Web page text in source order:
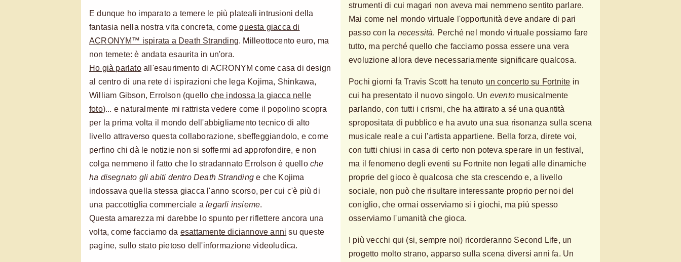
E dunque ho imparato a temere le più plateali intrusioni della
fantasia nella nostra vita concreta, comequesta giacca di
ACRONYM™ ispirata a Death Stranding. Milleottocento euro, ma
non temete: è andata esaurita in un'ora.
Ho già parlatoall'esaurimento di ACRONYM come casa di design
al centro di una rete di ispirazioni che lega Kojima, Shinkawa,
William Gibson, Errolson (quello che indossa la giacca nelle
foto)... e naturalmente mi rattrista vedere come il popolino scopra
per la prima volta il mondo dell'abbigliamento tecnico di alto
livello attraverso questa collaborazione, sbeffeggiandolo, e come
perfino chi dà le notizie non si soffermi ad approfondire, e non
colga nemmeno il fatto che lo stradannato Errolson è quelloche
ha disegnato gli abiti dentro Death Stranding e che Kojima
indossava quella stessa giacca l'anno scorso, per cui c'è più di
una paccottiglia commerciale alegarli insieme.
Questa amarezza mi darebbe lo spunto per riflettere ancora una
volta, come facciamo da esattamente diciannove anni su queste
pagine, sullo stato pietoso dell'informazione videoludica.
strumenti di cui magari non aveva mai nemmeno sentito parlare.
Mai come nel mondo virtuale l'opportunità deve andare di pari
passo con la necessità. Perché nel mondo virtuale possiamo fare
tutto, ma perché quello che facciamo possa essere una vera
evoluzione allora deve necessariamente significare qualcosa.
Pochi giorni fa Travis Scott ha tenuto un concerto su Fortnite in
cui ha presentato il nuovo singolo. Un evento musicalmente
parlando, con tutti i crismi, che ha attirato a sé una quantità
spropositata di pubblico e ha avuto una sua risonanza sulla scena
musicale reale a cui l'artista appartiene. Bella forza, direte voi,
con tutti chiusi in casa di certo non poteva sperare in un festival,
ma il fenomeno degli eventi su Fortnite non legati alle dinamiche
proprie del gioco è qualcosa che sta crescendo e, a livello
sociale, non può che risultare interessante proprio per noi del
coniglio, che ormai osserviamo si i giochi, ma più spesso
osserviamo l'umanità che gioca.
I più vecchi qui (si, sempre noi) ricorderanno Second Life, un
progetto molto strano, apparso sulla scena diversi anni fa. Un